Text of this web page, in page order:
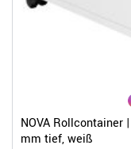
NOVA Rollcontainer
mm tief, weiß